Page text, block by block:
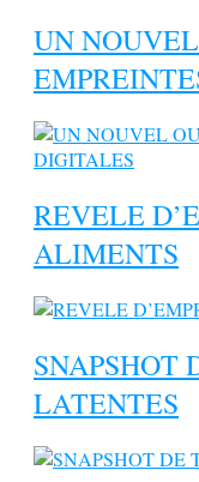
UN
REVELE
ALIMENTS
SNAPSHOT
LATENTES